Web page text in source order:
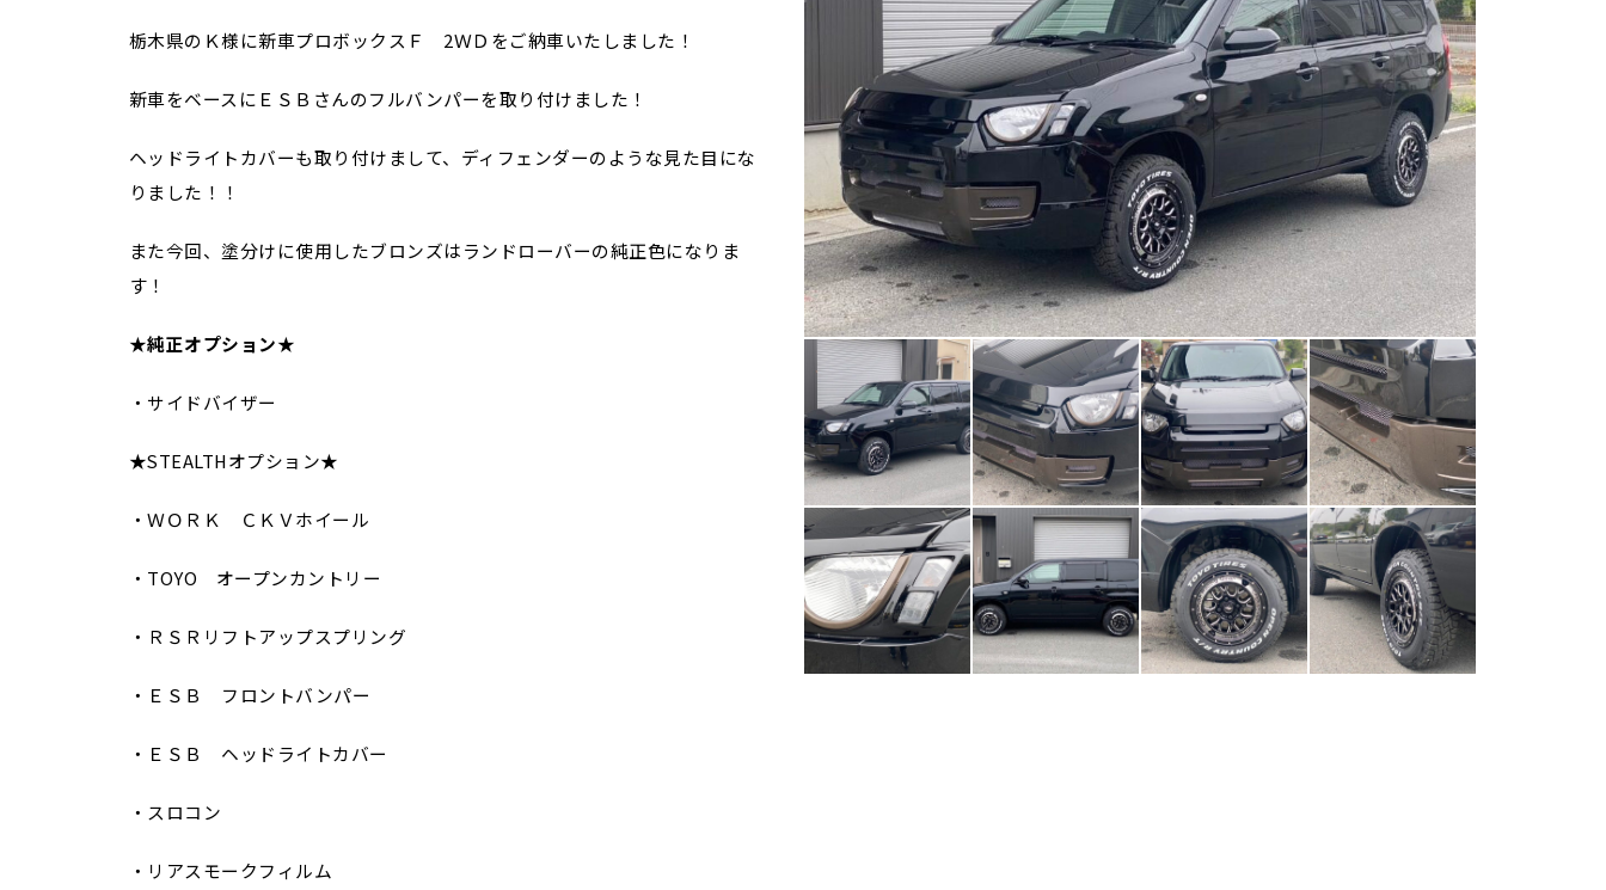
栃木県のＫ様に新車プロボックスＦ 2ＷＤをご納車いたしました！
新車をベースにＥＳＢさんのフルバンパーを取り付けました！
ヘッドライトカバーも取り付けまして、ディフェンダーのような見た目にな
りました！！
また今回、塗分けに使用したブロンズはランドローバーの純正色になりま
す！
★純正オプション★
・サイドバイザー
★STEALTHオプション★
・ＷＯＲＫ ＣＫＶホイール
・TOYO オープンカントリー
・ＲＳＲリフトアップスプリング
・ＥＳＢ フロントバンパー
・ＥＳＢ ヘッドライトカバー
・スロコン
・リアスモークフィルム